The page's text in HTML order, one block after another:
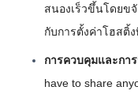
สนองเร็วขึ้นโดยข
กับการตั้งค่าโฮสติ้
การควบคุมและกา
have to share